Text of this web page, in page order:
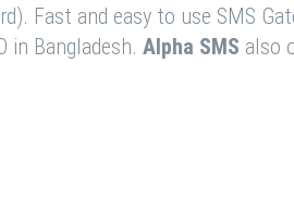
Fast and easy to use SMS
in Bangladesh. Alpha SMS also